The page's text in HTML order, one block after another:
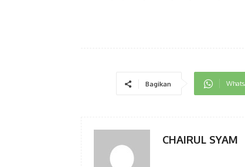
Bagikan
CHAIRUL SYAM